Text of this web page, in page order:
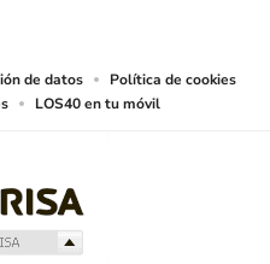
de datos
Política de cookies
LOS40 en tu móvil